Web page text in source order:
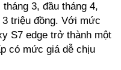
3, đầu tháng 4,
triệu đồng. Với mức
S7 edge trở thành một
có mức giá dễ chịu